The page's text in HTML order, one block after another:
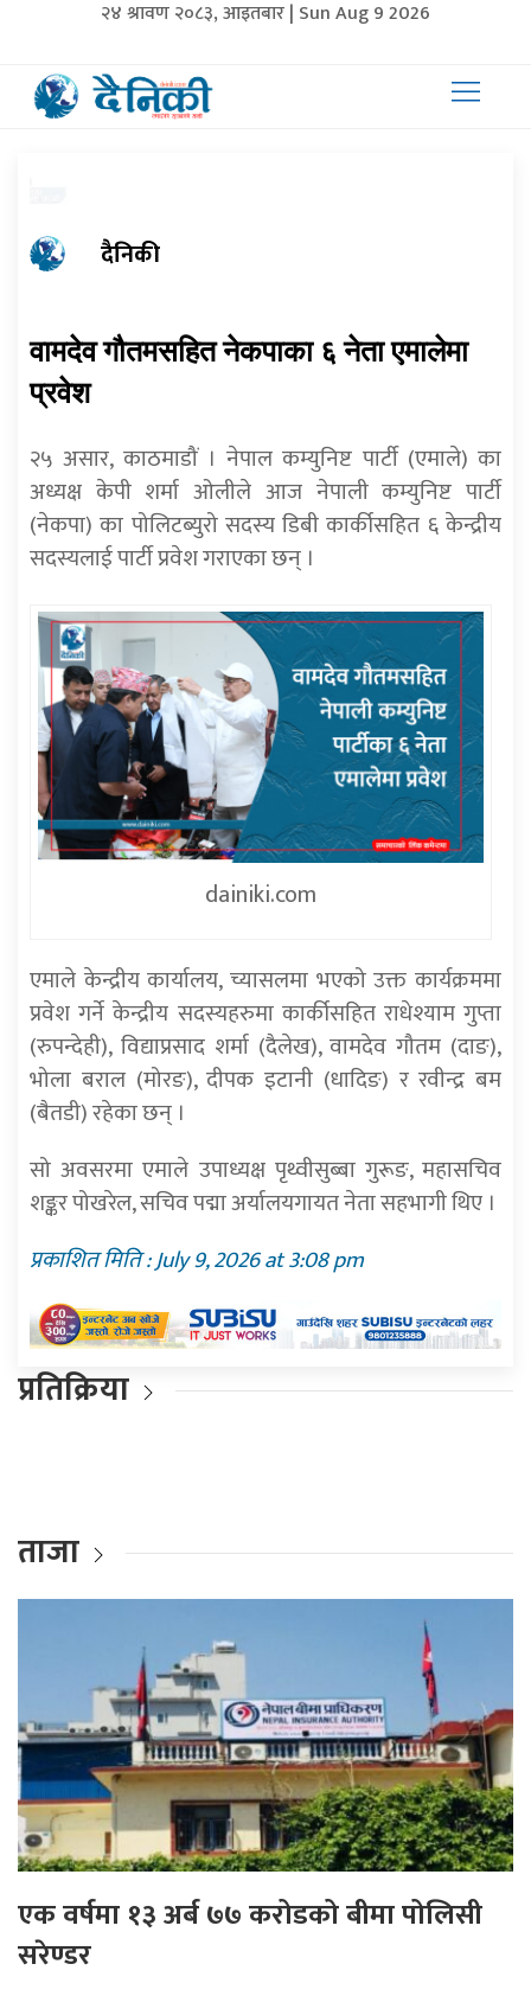
२४ श्रावण २०८३, आइतबार | Sun Aug 9 2026
दैनिकी
वामदेव गौतमसहित नेकपाका ६ नेता एमालेमा
प्रवेश
२५ असार, काठमाडौं । नेपाल कम्युनिष्ट पार्टी (एमाले) का
अध्यक्ष केपी शर्मा ओलीले आज नेपाली कम्युनिष्ट पार्टी
(नेकपा) का पोलिटब्युरो सदस्य डिबी कार्कीसहित ६ केन्द्रीय
सदस्यलाई पार्टी प्रवेश गराएका छन् ।
dainiki.com
एमाले केन्द्रीय कार्यालय, च्यासलमा भएको उक्त कार्यक्रममा
प्रवेश गर्ने केन्द्रीय सदस्यहरुमा कार्कीसहित राधेश्याम गुप्ता
(रुपन्देही), विद्याप्रसाद शर्मा (दैलेख), वामदेव गौतम (दाङ),
भोला बराल (मोरङ), दीपक इटानी (धादिङ) र रवीन्द्र बम
(बैतडी) रहेका छन् ।
सो अवसरमा एमाले उपाध्यक्ष पृथ्वीसुब्बा गुरूङ, महासचिव
शङ्कर पोखरेल, सचिव पद्मा अर्यालयगायत नेता सहभागी थिए ।
प्रकाशित मिति : July 9, 2026 at 3:08 pm
प्रतिक्रिया
ताजा
एक वर्षमा १३ अर्ब ७७ करोडको बीमा पोलिसी
सरेण्डर